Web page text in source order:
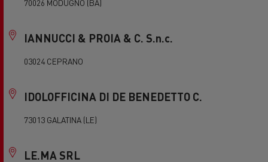
70026 MODUGNO (BA)
IANNUCCI & PROIA & C. S.n.c.
03024 CEPRANO
IDOLOFFICINA DI DE BENEDETTO C.
73013 GALATINA (LE)
LE.MA SRL